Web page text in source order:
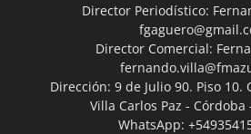
Director Periodístico:
Director Comercial:
Dirección: 9 de Julio 90. Piso 10.
Villa Carlos Paz -
WhatsApp: